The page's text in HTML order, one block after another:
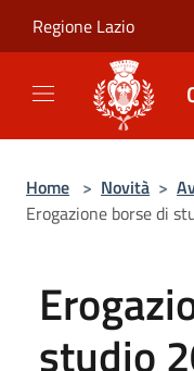
Regione Lazio
Home > Novità >
Erogazione borse di
studio